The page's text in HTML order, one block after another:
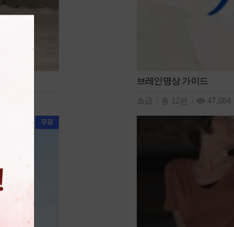
브레인명상 가이드
초급 총 12편 47,084